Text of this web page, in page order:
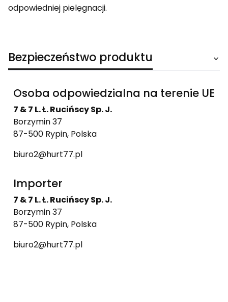
odpowiedniej pielęgnacji.
Bezpieczeństwo produktu
Osoba odpowiedzialna na terenie UE
7 & 7 L. Ł. Rucińscy Sp. J.
Borzymin 37
87-500 Rypin, Polska
biuro2@hurt77.pl
Importer
7 & 7 L. Ł. Rucińscy Sp. J.
Borzymin 37
87-500 Rypin, Polska
biuro2@hurt77.pl